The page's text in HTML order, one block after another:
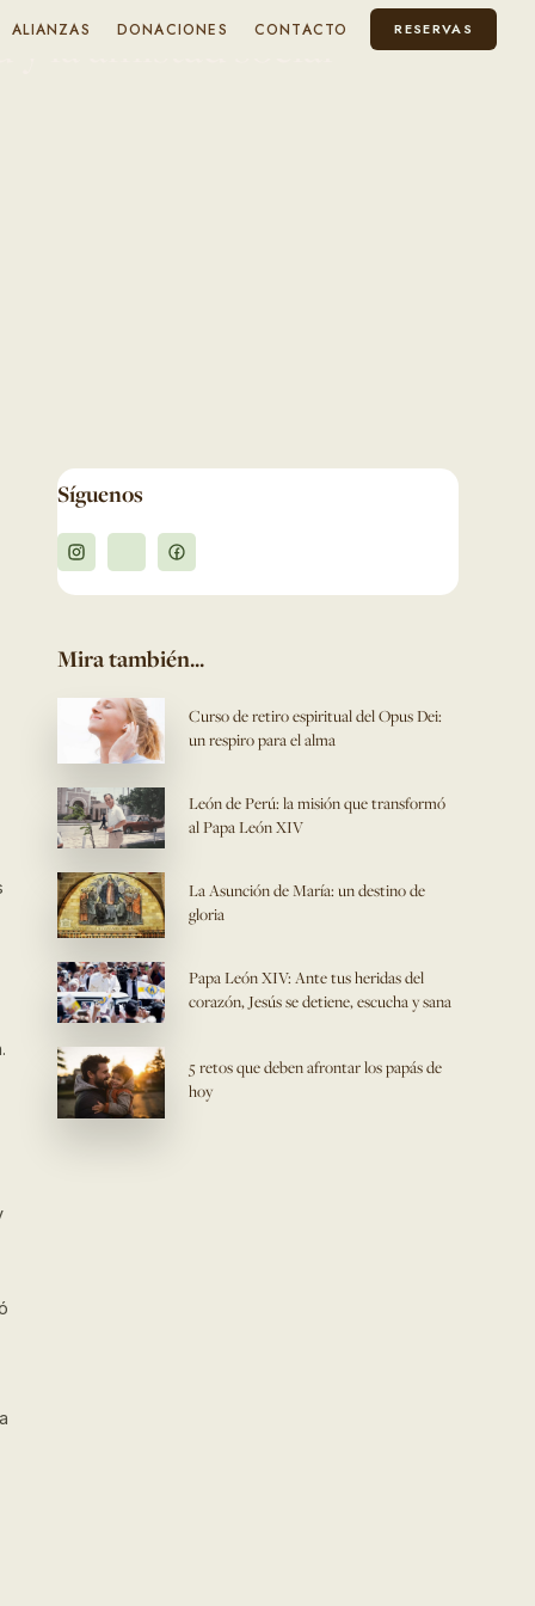
ALIANZAS DONACIONES CONTACTO RESERVAS
la amistad social
Síguenos
Mira también...
Curso de retiro espiritual del Opus Dei:
un respiro para el alma
León de Perú: la misión que transformó
al Papa León XIV
La Asunción de María: un destino de
gloria
Papa León XIV: Ante tus heridas del
corazón, Jesús se detiene, escucha y sana
5 retos que deben afrontar los papás de
hoy